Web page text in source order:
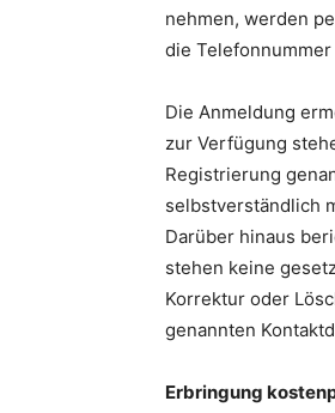
nehmen, werden
die
Die Anmeldung
zur Verfügung
Registrierung
selbstverständlich
Darüber hinaus
stehen keine
Korrektur oder
genannten
Erbringung